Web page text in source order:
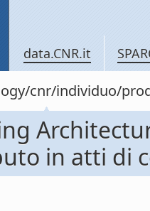
data.CNR.it
cnr/individuo/
in atti di